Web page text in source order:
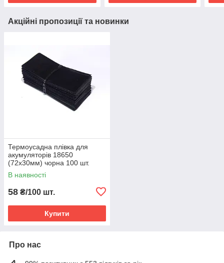
Акційні пропозиції та новинки
Термоусадна плівка для
акумуляторів 18650
(72х30мм) чорна 100 шт.
В наявності
58 ₴/100 шт.
Купити
Про нас